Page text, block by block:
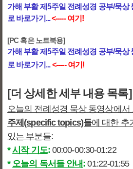
가해 부활 제5주일 전례성경 공부/묵상
로 바로가기...<----- 여기!
[PC 혹은 노트북용]
가해 부활 제5주일 전례성경 공부/묵상
로 바로가기... <----- 여기!
[더 상세한 세부 내용 목록]
오늘의 전례성경 묵상 동영상에서
주제(specific topics)들에 대한 추
있는 부분들:
*시작 기도:00:00-00:30-01:22
* 오늘의 독서들 안내 : 01:22-01:55